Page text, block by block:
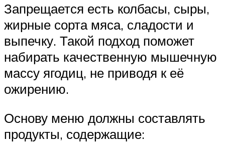
Запрещается есть колбасы, сыры,
жирные сорта мяса, сладости и
выпечку. Такой подход поможет
набирать качественную мышечную
массу ягодиц, не приводя к её
ожирению.
Основу меню должны составлять
продукты, содержащие: